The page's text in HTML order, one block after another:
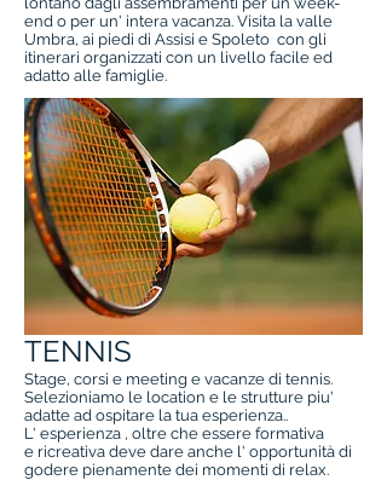
end o per un' intera vacanza. Visita la valle
Umbra, ai piedi di Assisi e Spoleto con gli
itinerari organizzati con un livello facile ed
adatto alle famiglie.
TENNIS
Stage, corsi e meeting e vacanze di tennis.
Selezioniamo le location e le strutture piu'
adatte ad ospitare la tua esperienza..
L' esperienza , oltre che essere formativa
e ricreativa deve dare anche l' opportunità di
godere pienamente dei momenti di relax.